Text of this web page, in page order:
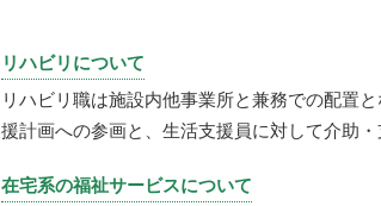
リハビリについて
リハビリ職は施設内他事業所と兼務での配置
援計画への参画と、生活支援員に対して介助
在宅系の福祉サービスについて